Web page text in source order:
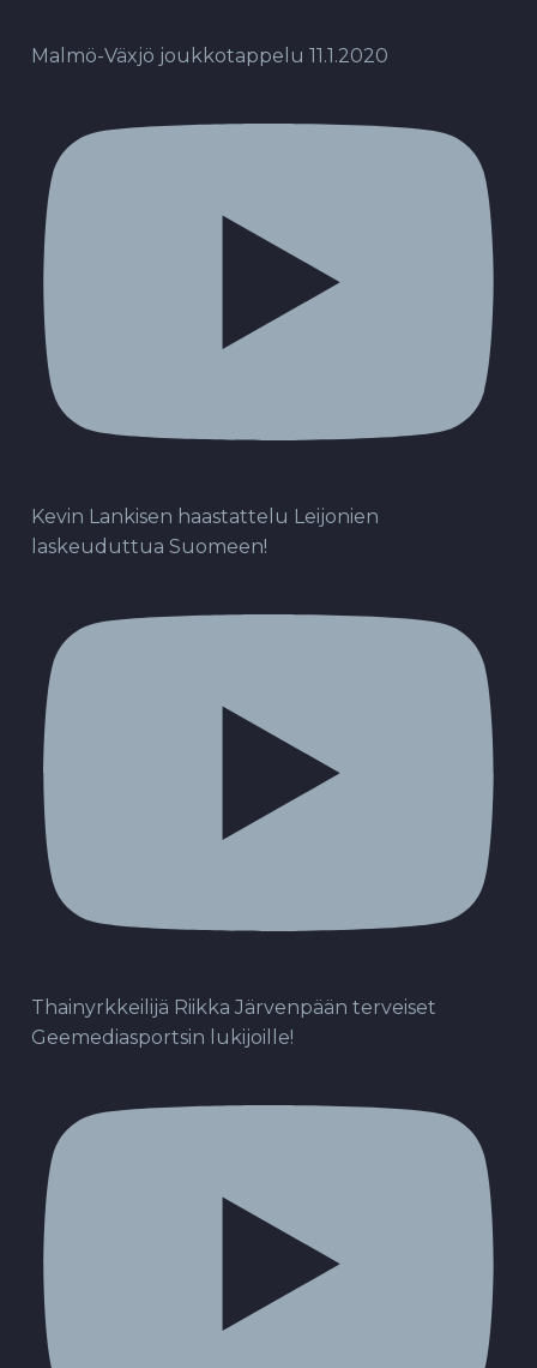
Malmö-Växjö joukkotappelu 11.1.2020
Kevin Lankisen haastattelu Leijonien
laskeuduttua Suomeen!
Thainyrkkeilijä Riikka Järvenpään terveiset
Geemediasportsin lukijoille!